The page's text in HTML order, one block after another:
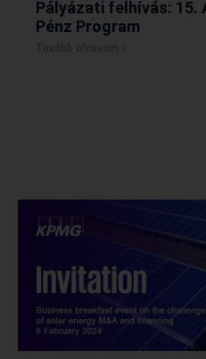
Pályázati felhívás: 15.
Pénz Program